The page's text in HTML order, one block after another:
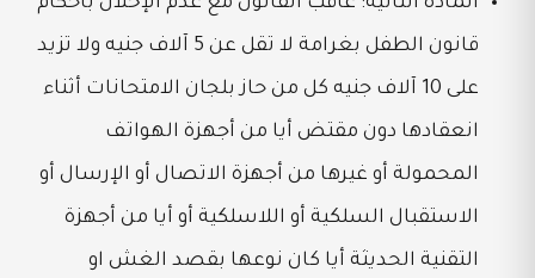
قانون الطفل بغرامة لا تقل عن 5 آلاف جنيه ولا تزيد
على 10 آلاف جنيه كل من حاز بلجان الامتحانات أثناء
انعقادها دون مقتض أيا من أجهزة الهواتف
المحمولة أو غيرها من أجهزة الاتصال أو الإرسال أو
الاستقبال السلكية أو اللاسلكية أو أيا من أجهزة
التقنية الحديثة أيا كان نوعها بقصد الغش او